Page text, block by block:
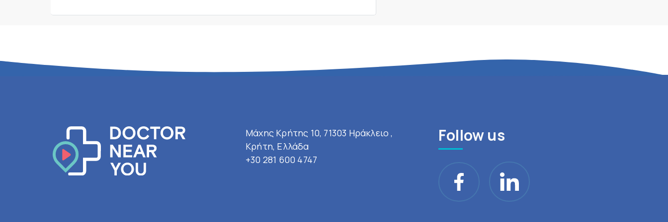
Μάχης Κρήτης 10, 71303 Ηράκλειο ,
Κρήτη, Ελλάδα
+30 281 600 4747
Follow us